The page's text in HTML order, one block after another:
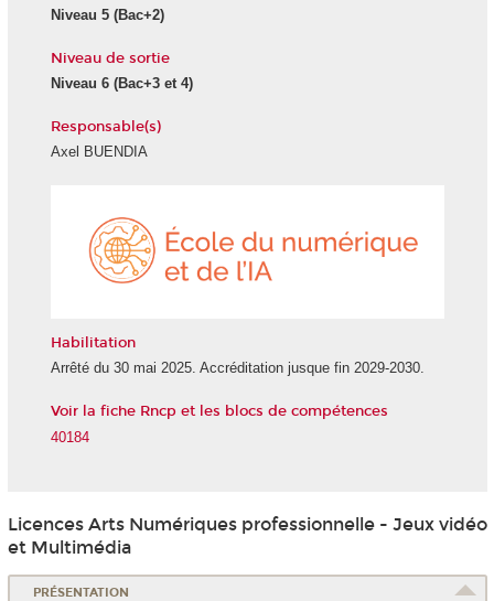
Niveau 5 (Bac+2)
Niveau de sortie
Niveau 6 (Bac+3 et 4)
Responsable(s)
Axel BUENDIA
Habilitation
Arrêté du 30 mai 2025. Accréditation jusque fin 2029-2030.
Voir la fiche Rncp et les blocs de compétences
40184
Licences Arts Numériques professionnelle - Jeux vidéo
et Multimédia
PRÉSENTATION